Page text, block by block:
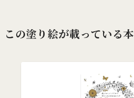
この塗り絵が載っている本